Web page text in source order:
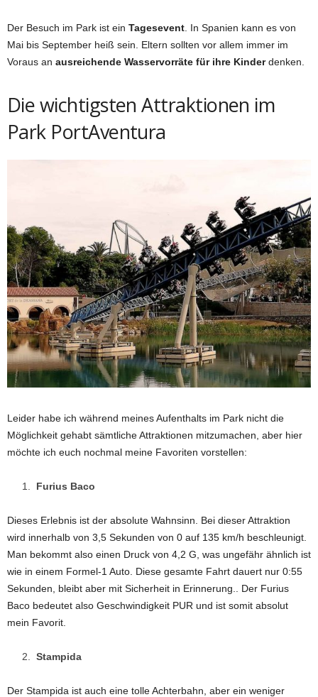
Der Besuch im Park ist ein Tagesevent . In Spanien kann es von
Mai bis September heiß sein. Eltern sollten vor allem immer im
Voraus an ausreichende Wasservorräte für ihre Kinderdenken
Die wichtigsten Attraktionen im
Park PortAventura
Leider habe ich während meines Aufenthalts im Park nicht die
Möglichkeit gehabt sämtliche Attraktionen mitzumachen, aber hier
möchte ich euch nochmal meine Favoriten vorstellen:
Furius Baco
Dieses Erlebnis ist der absolute Wahnsinn. Bei dieser Attraktion
wird innerhalb von 3,5 Sekunden von 0 auf 135 km/h beschleunigt.
Man bekommt also einen Druck von 4,2 G, was ungefähr ähnlich ist
wie in einem Formel-1 Auto. Diese gesamte Fahrt dauert nur 0:55
Sekunden, bleibt aber mit Sicherheit in Erinnerung.. Der Furius
Baco bedeutet also Geschwindigkeit PUR und ist somit absolut
mein Favorit.
Stampida
Der Stampida ist auch eine tolle Achterbahn, aber ein weniger